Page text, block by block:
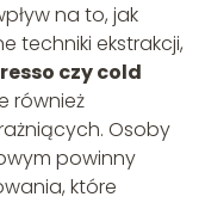
na to, jak
techniki ekstrakcji,
czy cold
również
Osoby
powinny
które